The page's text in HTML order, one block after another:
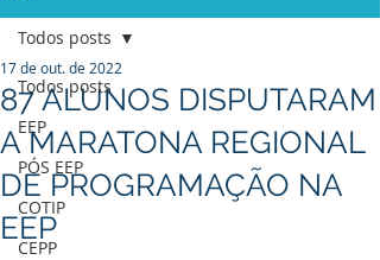
Todos posts
EEP
PÓS EEP
COTIP
CEPP
Todos posts
87 ALUNOS DISPUTARAM
A MARATONA REGIONAL
DE PROGRAMAÇÃO NA
EEP
17 de out. de 2022